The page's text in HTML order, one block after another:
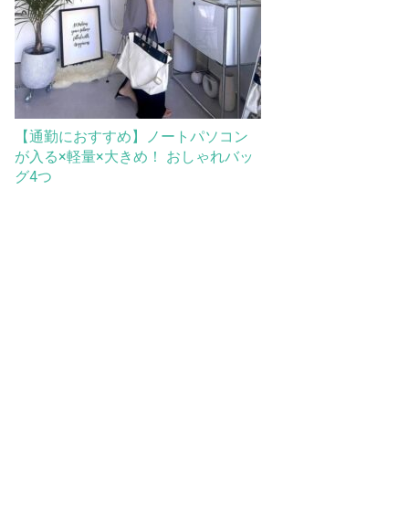
【通勤におすすめ】ノートパソコン
が入る×軽量×大きめ！ おしゃれバッ
グ4つ